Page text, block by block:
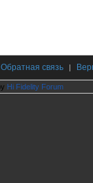
Обратная связь |
Hi Fidelity Forum